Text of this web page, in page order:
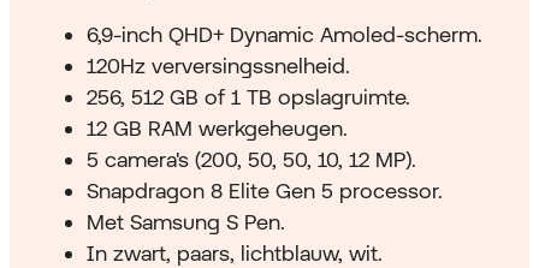
6,9-inch QHD+ Dynamic Amoled-scherm.
120Hz verversingssnelheid.
256, 512 GB of 1 TB opslagruimte.
12 GB RAM werkgeheugen.
5 camera's (200, 50, 50, 10, 12 MP).
Snapdragon 8 Elite Gen 5 processor.
Met Samsung S Pen.
In zwart, paars, lichtblauw, wit.